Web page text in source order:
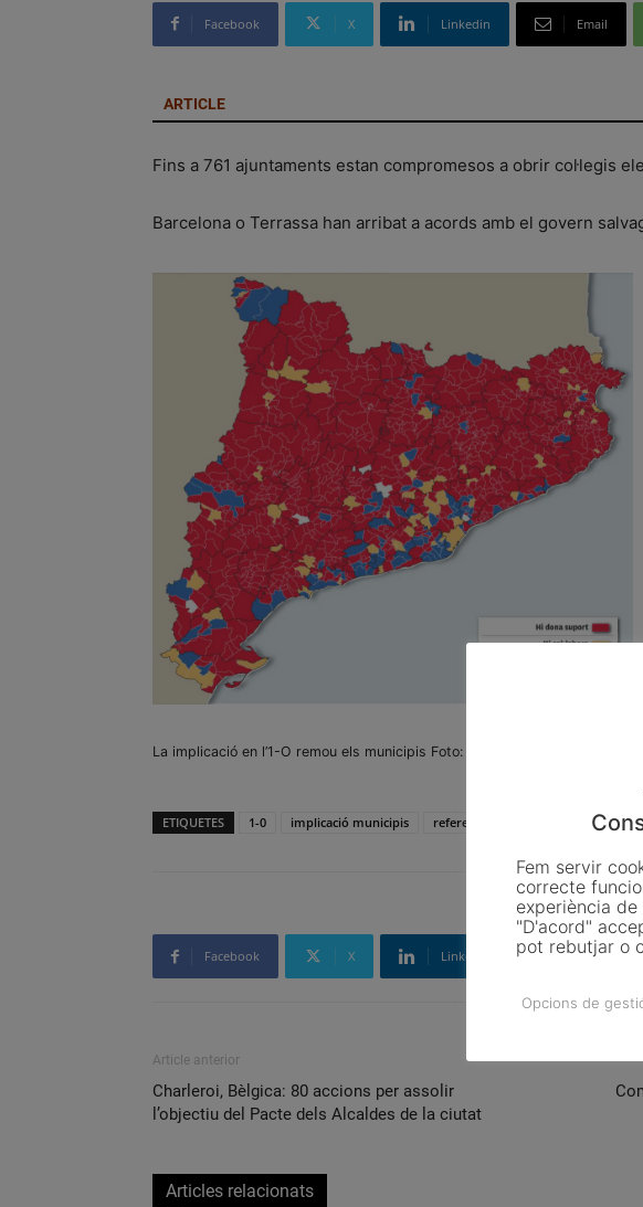
Facebook X Linkedin Email
ARTICLE
Fins a 761 ajuntaments estan compromesos a obrir col·legis
Barcelona o Terrassa han arribat a acords amb el govern
La implicació en l’1-O remou els municipis Foto: El Punt Avui
ETIQUETES 1-0 implicació municipis referendum
Facebook X Linkedin Email
Article anterior
Charleroi, Bèlgica: 80 accions per assolir
l’objectiu del Pacte dels Alcaldes de la ciutat
Articles relacionats
Fem servir
correcte
experiència
"D'acord"
pot rebutjar o
Opcions de